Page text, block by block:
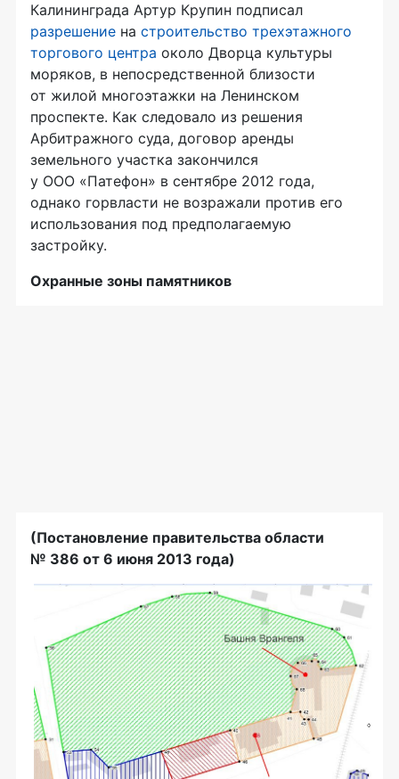
Калининграда Артур Крупин подписал
разрешение на строительство трехэтажного
торгового центра около Дворца культуры
моряков, в непосредственной близости
от жилой многоэтажки на Ленинском
проспекте. Как следовало из решения
Арбитражного суда, договор аренды
земельного участка закончился
у ООО «Патефон» в сентябре 2012 года,
однако горвласти не возражали против его
использования под предполагаемую
застройку.
Охранные зоны памятников
(Постановление правительства области
№ 386 от 6 июня 2013 года)